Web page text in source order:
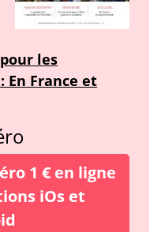
les
En France et
1 € en ligne
iOs et